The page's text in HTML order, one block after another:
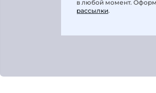
в любой момент.
рассылки.